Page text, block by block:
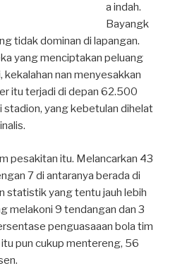
a indah.
Bayangk
tidak dominan di lapangan.
yang menciptakan peluang
kekalahan nan menyesakkan
itu terjadi di depan 62.500
yang kebetulan dihelat
pesakitan itu. Melancarkan 43
7 di antaranya berada di
statistik yang tentu jauh lebih
melakoni 9 tendangan dan 3
penguasaaan bola tim
pun cukup mentereng, 56